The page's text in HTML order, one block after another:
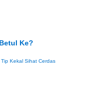
Ke?
Tip Kekal Sihat Cerdas